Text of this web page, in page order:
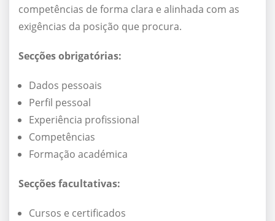
competências de forma clara e alinhada com as
exigências da posição que procura.
Secções obrigatórias:
Dados pessoais
Perfil pessoal
Experiência profissional
Competências
Formação académica
Secções facultativas:
Cursos e certificados